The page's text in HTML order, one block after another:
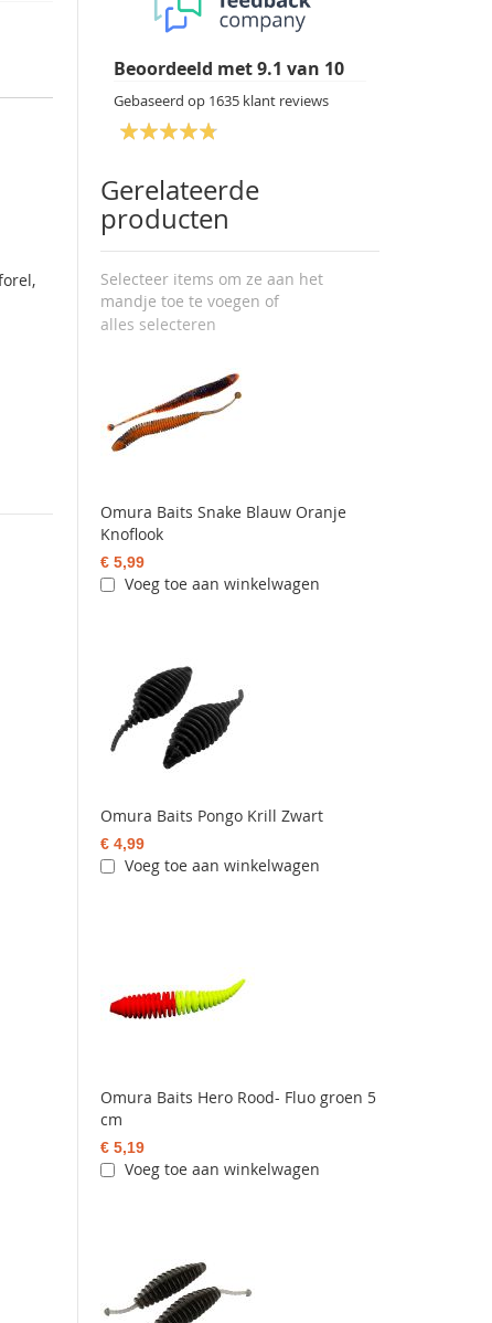
Beoordeeld met9.1 van 10
Gebaseerd op 1635 klant reviews
Gerelateerde
producten
Selecteer items om ze aan het
mandje toe te voegen of
alles selecteren
Omura Baits Snake Blauw Oranje
Knoflook
€ 5,99
Voeg toe aan winkelwagen
Omura Baits Pongo Krill Zwart
€ 4,99
Voeg toe aan winkelwagen
Omura Baits Hero Rood- Fluo groen 5
cm
€ 5,19
Voeg toe aan winkelwagen